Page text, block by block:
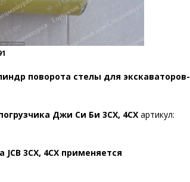
поворота стелы для экскаваторов-
Джи Си Би 3СХ, 4СХ артикул:
3CX, 4CX применяется